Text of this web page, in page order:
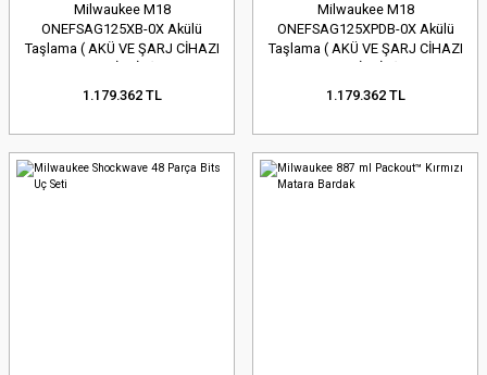
Milwaukee M18
ONEFSAG125XB-0X Akülü
Taşlama ( AKÜ VE ŞARJ CİHAZI
1.179.362 TL
Milwaukee M18
ONEFSAG125XPDB-0X Akülü
Taşlama ( AKÜ VE ŞARJ CİHAZI
1.179.362 TL